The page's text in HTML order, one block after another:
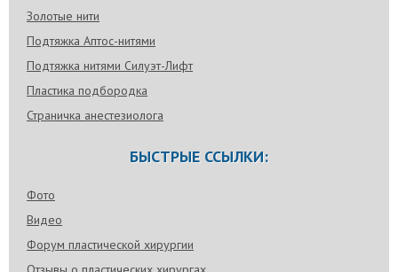
Золотые нити
Подтяжка Аптос-нитями
Подтяжка нитями Силуэт-Лифт
Пластика подбородка
Страничка анестезиолога
БЫСТРЫЕ ССЫЛКИ:
Фото
Видео
Форум пластической хирургии